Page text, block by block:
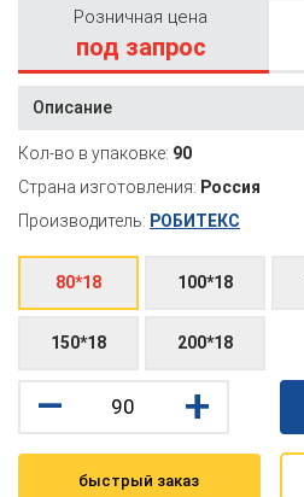
Розничная цена
под запрос
Описание
Кол-во в упаковке: 90
Страна изготовления: Россия
Производитель: РОБИТЕКС
80*18 100*18
150*18 200*18
– +
быстрый заказ